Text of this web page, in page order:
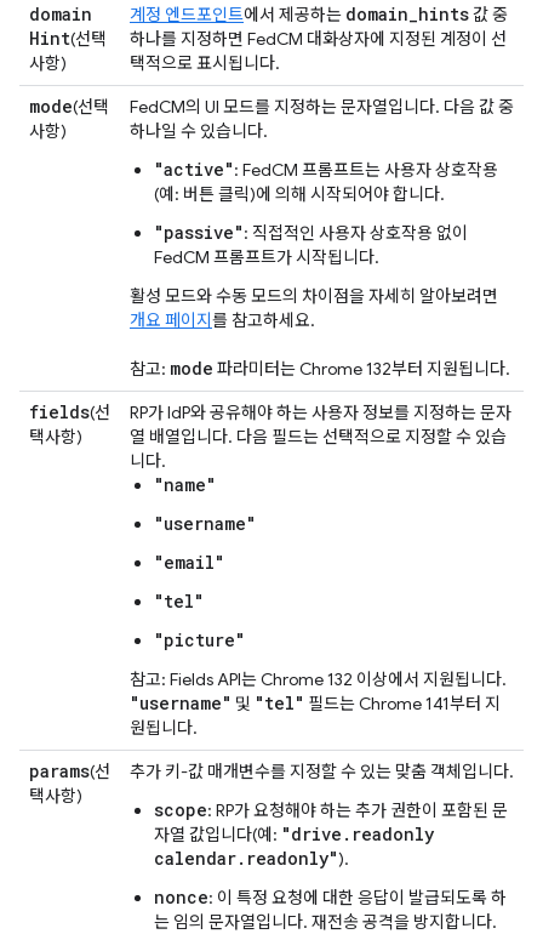
domain
Hint(선택
사항)
계정 엔드포인트에서 제공하는 domain hints값 중
하나를 지정하면 FedCM 대화상자에 지정된 계정이 선
택적으로 표시됩니다.
mode(선택
사항)
FedCM의 UI 모드를 지정하는 문자열입니다. 다음 값 중
하나일 수 있습니다.
"active": FedCM 프롬프트는 사용자 상호작용
(예: 버튼 클릭)에 의해 시작되어야 합니다.
"passive": 직접적인 사용자 상호작용 없이
FedCM 프롬프트가 시작됩니다.
활성 모드와 수동 모드의 차이점을 자세히 알아보려면
개요 페이지를 참고하세요.
참고: mode 파라미터는 Chrome 132부터 지원됩니다.
fields(선
택사항)
RP가 IdP와 공유해야 하는 사용자 정보를 지정하는 문자
열 배열입니다. 다음 필드는 선택적으로 지정할 수 있습
니다.
"name"
"username"
"email"
"tel"
"picture"
참고: Fields API는 Chrome 132 이상에서 지원됩니다.
"username" 및 "tel" 필드는 Chrome 141부터 지
원됩니다.
params(선
택사항)
추가 키-값 매개변수를 지정할 수 있는 맞춤 객체입니다.
scope: RP가 요청해야 하는 추가 권한이 포함된 문
자열 값입니다(예: "drive.readonly
calendar.readonly").
nonce: 이 특정 요청에 대한 응답이 발급되도록 하
는 임의 문자열입니다. 재전송 공격을 방지합니다.